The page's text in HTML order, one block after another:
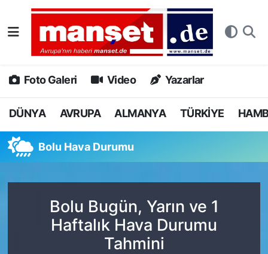
Foto Galeri Video Yazarlar
DÜNYA AVRUPA ALMANYA TÜRKİYE
Bolu Hava Durumu
Bolu Bugün, Yarın ve 1
Haftalık Hava Durumu
Tahmini
DÜNYA
AVRUPA
ALMANYA
SPOR
DEUTSCH
Nöbetçi Eczaneler
Hava Durumu
Namaz Vakitleri
Tüm Manşetler
Son Dakika Haberleri